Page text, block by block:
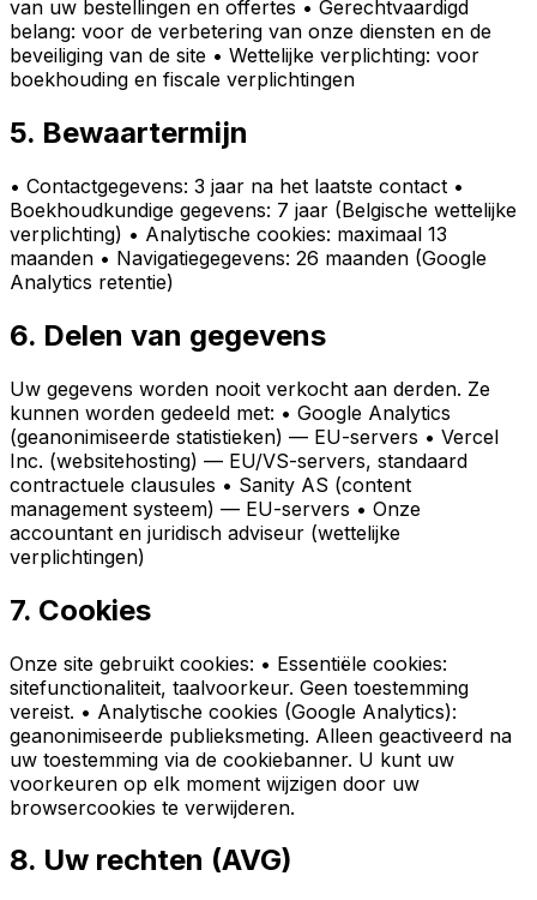
van uw bestellingen en offertes • Gerechtvaardigd
belang: voor de verbetering van onze diensten en de
beveiliging van de site • Wettelijke verplichting: voor
boekhouding en fiscale verplichtingen
5. Bewaartermijn
• Contactgegevens: 3 jaar na het laatste contact •
Boekhoudkundige gegevens: 7 jaar (Belgische wettelijke
verplichting) • Analytische cookies: maximaal 13
maanden • Navigatiegegevens: 26 maanden (Google
Analytics retentie)
6. Delen van gegevens
Uw gegevens worden nooit verkocht aan derden. Ze
kunnen worden gedeeld met: • Google Analytics
(geanonimiseerde statistieken) — EU-servers • Vercel
Inc. (websitehosting) — EU/VS-servers, standaard
contractuele clausules • Sanity AS (content
management systeem) — EU-servers • Onze
accountant en juridisch adviseur (wettelijke
verplichtingen)
7. Cookies
Onze site gebruikt cookies: • Essentiële cookies:
sitefunctionaliteit, taalvoorkeur. Geen toestemming
vereist. • Analytische cookies (Google Analytics):
geanonimiseerde publieksmeting. Alleen geactiveerd na
uw toestemming via de cookiebanner. U kunt uw
voorkeuren op elk moment wijzigen door uw
browsercookies te verwijderen.
8. Uw rechten (AVG)